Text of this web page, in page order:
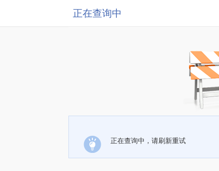
正在查询中
正在查询中，请刷新重试